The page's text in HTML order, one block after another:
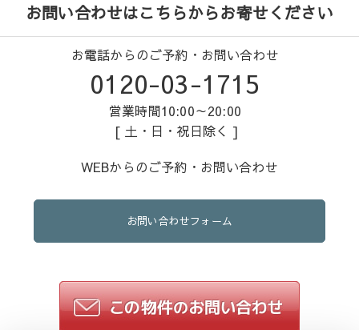
お問い合わせはこちらからお寄せください
お電話からのご予約・お問い合わせ
0120-03-1715
営業時間10:00～20:00
[ 土・日・祝日除く ]
WEBからのご予約・お問い合わせ
お問い合わせフォーム